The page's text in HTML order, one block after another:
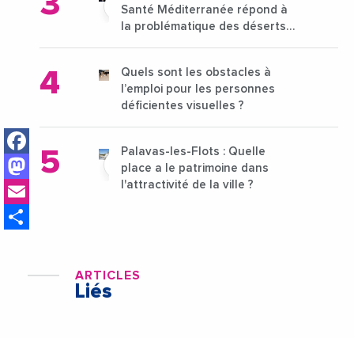
Facebook
Mastodon
Santé Méditerranée répond à
la problématique des déserts
Quels sont les obstacles à
l’emploi pour les personnes
déficientes visuelles ?
Palavas-les-Flots : Quelle
place a le patrimoine dans
l'attractivité de la ville ?
ARTICLES
Liés